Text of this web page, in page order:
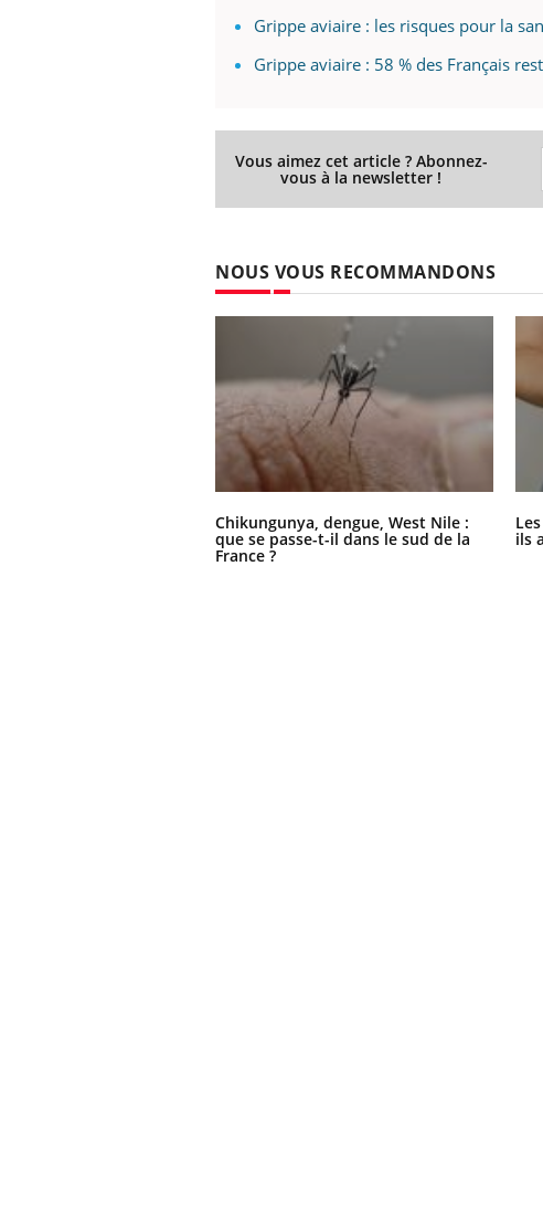
Grippe aviaire : les risques pour la
Grippe aviaire : 58 % des Français
Vous aimez cet article ? Abonnez-
vous à la newsletter !
NOUS VOUS RECOMMANDONS
Chikungunya, dengue, West Nile :
que se passe-t-il dans le sud de la
France ?
ils